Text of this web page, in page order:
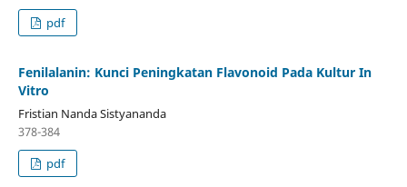
pdf
Fenilalanin: Kunci Peningkatan Flavonoid Pada Kultur In
Vitro
Fristian Nanda Sistyananda
378-384
pdf